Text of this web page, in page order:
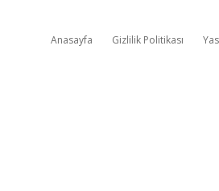
Anasayfa Gizlilik Politikası